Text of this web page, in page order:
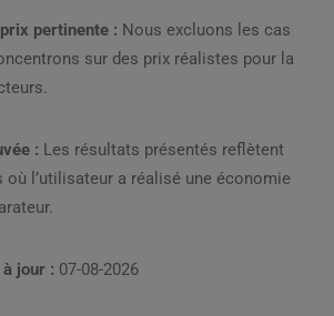
pertinente : Nous excluons les cas
sur des prix réalistes pour la
: Les résultats présentés reflètent
où l’utilisateur a réalisé une économie
jour : 07-08-2026